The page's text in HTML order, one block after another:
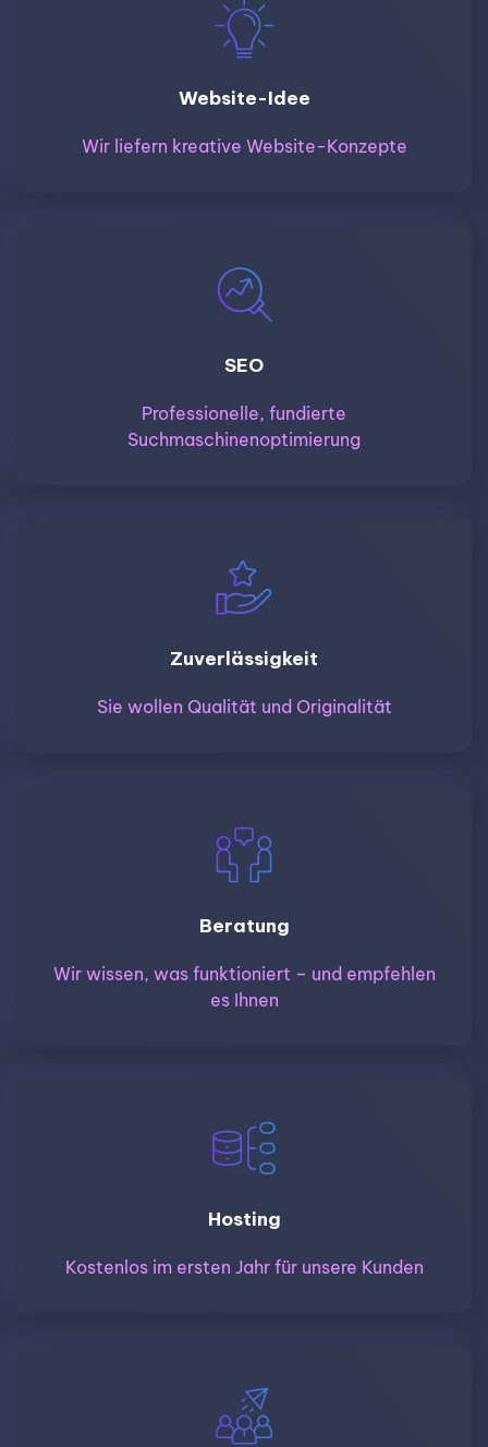
Website-Idee
Wir liefern kreative Website-Konzepte
SEO
Professionelle, fundierte
Suchmaschinenoptimierung
Zuverlässigkeit
Sie wollen Qualität und Originalität
Beratung
Wir wissen, was funktioniert – und empfehlen
es Ihnen
Hosting
Kostenlos im ersten Jahr für unsere Kunden